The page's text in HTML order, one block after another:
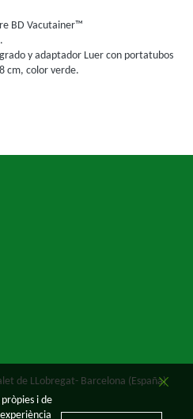
BD Vacutainer™
y adaptador Luer con portatubos
cm, color verde.
de LLobregat- Barcelona (España)
i de